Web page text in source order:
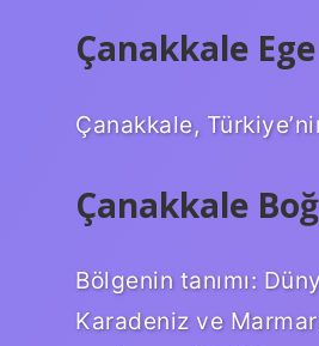
Çanakkale
Çanakkale,
Çanakkale
Bölgenin tanımı:
Karadeniz ve